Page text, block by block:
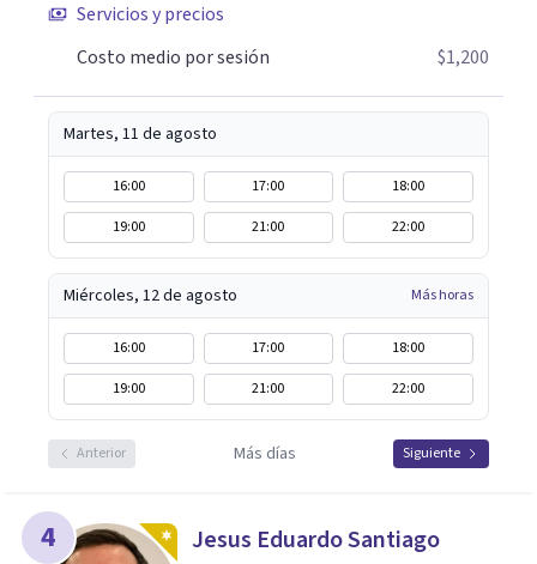
Servicios y precios
Costo medio por sesión
$1,200
Martes, 11 de agosto
16:00 17:00
18:00
19:00
21:00 22:00
Miércoles, 12 de agosto Más horas
16:00 17:00
18:00
19:00
21:00 22:00
Anterior Más días Siguiente
4
Jesus Eduardo Santiago